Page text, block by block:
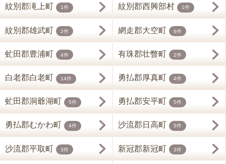
紋別郡滝上町 1件 紋別郡西興部村 1件
紋別郡雄武町 2件 網走郡大空町 6件
虻田郡豊浦町 4件 有珠郡壮瞥町 2件
白老郡白老町 14件 勇払郡厚真町 4件
虻田郡洞爺湖町 5件 勇払郡安平町 5件
勇払郡むかわ町 4件 沙流郡日高町 5件
沙流郡平取町 3件 新冠郡新冠町 3件